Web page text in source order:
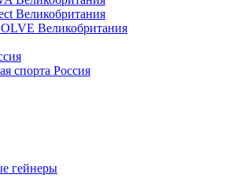
Великобритания
Великобритания
спорта Россия
гейнеры